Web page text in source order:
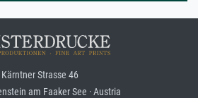
Kärntner Strasse 46
am Faaker See · Austria